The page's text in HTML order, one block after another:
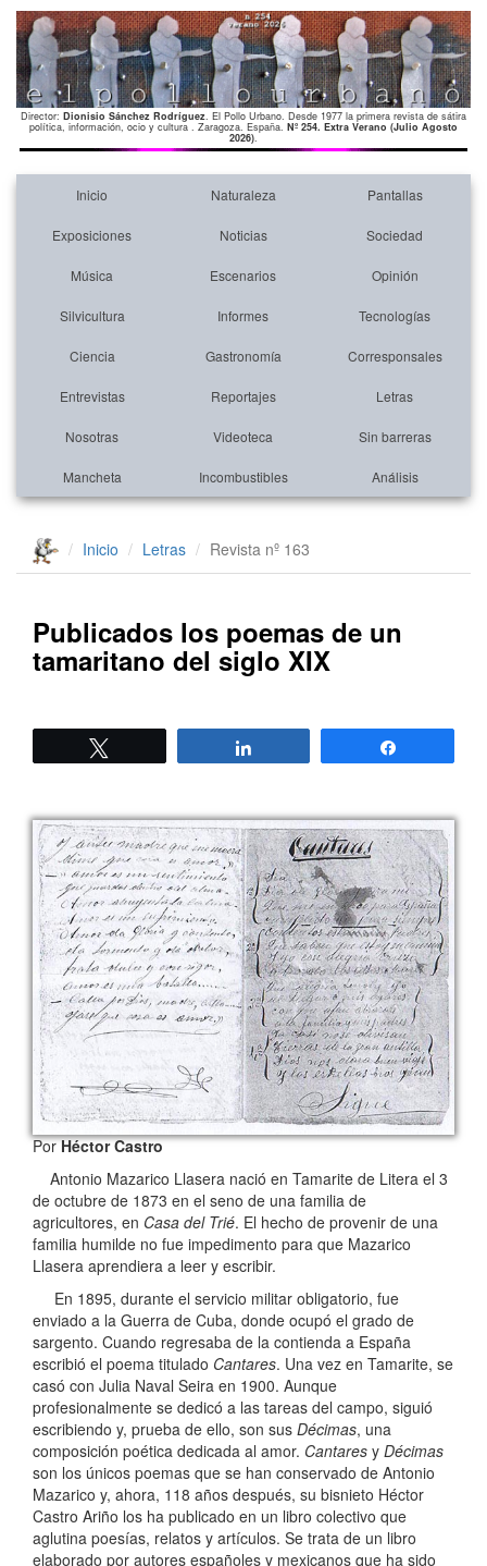
Director: Dionisio Sánchez Rodríguez. El Pollo Urbano. Desde 1977 la primera revista de sátira
política, información, ocio y cultura . Zaragoza. España. Nº 254. Extra Verano (Julio Agosto
2026).
Inicio Naturaleza Pantallas
Exposiciones Noticias Sociedad
Música Escenarios Opinión
Silvicultura Informes Tecnologías
Ciencia Gastronomía Corresponsales
Entrevistas Reportajes Letras
Nosotras Videoteca Sin barreras
Mancheta Incombustibles Análisis
Inicio Letras Revista nº 163
Publicados los poemas de un
tamaritano del siglo XIX
PorHéctor Castro
Antonio Mazarico Llasera nació en Tamarite de Litera el 3
de octubre de 1873 en el seno de una familia de
agricultores, en Casa del Trié. El hecho de provenir de una
familia humilde no fue impedimento para que Mazarico
Llasera aprendiera a leer y escribir.
En 1895, durante el servicio militar obligatorio, fue
enviado a la Guerra de Cuba, donde ocupó el grado de
sargento. Cuando regresaba de la contienda a España
escribió el poema titulado Cantares. Una vez en Tamarite, se
casó con Julia Naval Seira en 1900. Aunque
profesionalmente se dedicó a las tareas del campo, siguió
escribiendo y, prueba de ello, son sus Décimas, una
composición poética dedicada al amor. Cantares y Décimas
son los únicos poemas que se han conservado de Antonio
Mazarico y, ahora, 118 años después, su bisnieto Héctor
Castro Ariño los ha publicado en un libro colectivo que
aglutina poesías, relatos y artículos. Se trata de un libro
elaborado por autores españoles y mexicanos que ha sido